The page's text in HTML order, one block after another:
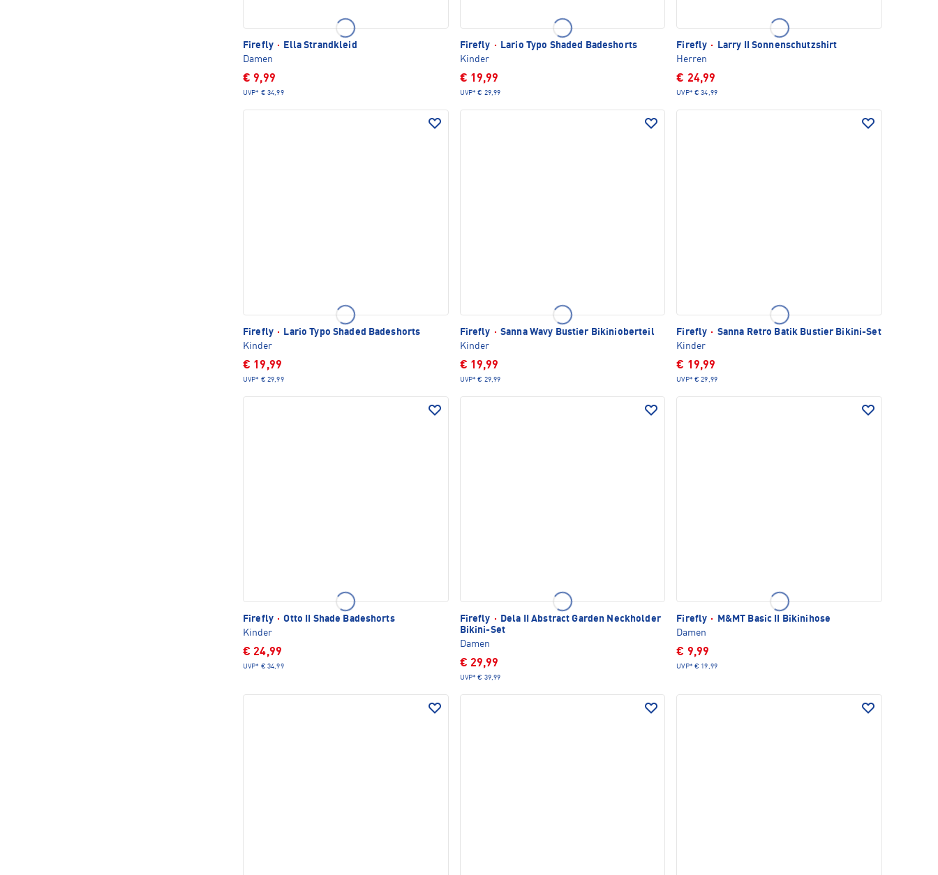
Firefly ·
Ella Strandkleid
Damen
€ 9,99
UVP* € 34,99
Firefly ·
Lario Typo Shaded Badeshorts
Kinder
€ 19,99
UVP* € 29,99
Firefly ·
Larry II Sonnenschutzshirt
Herren
€ 24,99
UVP* € 34,99
Firefly ·
Lario Typo Shaded Badeshorts
Kinder
€ 19,99
UVP* € 29,99
Firefly · Sanna Wavy Bustier Bikinioberteil
Kinder
€ 19,99
UVP* € 29,99
Firefly · Sanna Retro Batik Bustier Bikini-Set
Kinder
€ 19,99
UVP* € 29,99
Firefly · Otto II Shade Badeshorts
Kinder
€ 24,99
UVP* € 34,99
Firefly ·
Dela II Abstract Garden Neckholder
Bikini-Set
Damen
€ 29,99
UVP* € 39,99
Firefly ·
M&MT Basic II Bikinihose
Damen
€ 9,99
UVP* € 19,99